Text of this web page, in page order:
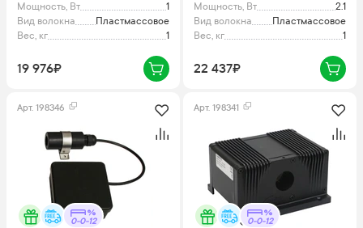
Мощность, Вт
1
Вид волокна
Пластмассовое
Вес, кг
1
19 976₽
Мощность, Вт
2.1
Вид волокна
Пластмассовое
Вес, кг
1
22 437₽
Арт. 198346
0-0-12
Арт. 198341
0-0-12